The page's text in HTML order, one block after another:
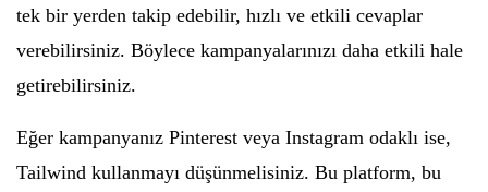
tek bir yerden takip edebilir, hızlı ve etkili cevaplar
verebilirsiniz. Böylece kampanyalarınızı daha etkili hale
getirebilirsiniz.
Eğer kampanyanız Pinterest veya Instagram odaklı ise,
Tailwind kullanmayı düşünmelisiniz. Bu platform, bu